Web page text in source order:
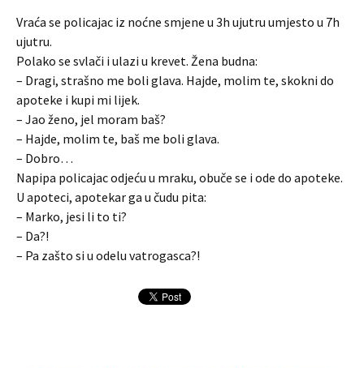
Vraća se policajac iz noćne smjene u 3h ujutru umjesto u 7h
ujutru.
Polako se svlači i ulazi u krevet. Žena budna:
– Dragi, strašno me boli glava. Hajde, molim te, skokni do
apoteke i kupi mi lijek.
– Jao ženo, jel moram baš?
– Hajde, molim te, baš me boli glava.
– Dobro…
Napipa policajac odjeću u mraku, obuče se i ode do apoteke.
U apoteci, apotekar ga u čudu pita:
– Marko, jesi li to ti?
– Da?!
– Pa zašto si u odelu vatrogasca?!